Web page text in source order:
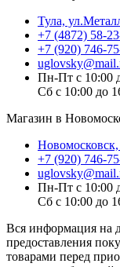
Тула,
+7 (4872) 58-
+7 (920) 746-
Пн-Пт с 10:00
Сб с 10:00 до
Магазин в
Новомосковск,
+7 (920) 746-
Пн-Пт с 10:00
Сб с 10:00 до
Вся информация на
предоставления
товарами перед